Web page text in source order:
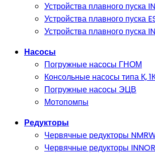
Устройства плавного пуска
Устройства плавного пуска
Устройства плавного пуска
Насосы
Погружные насосы ГНОМ
Консольные насосы типа К,
Погружные насосы ЭЦВ
Мотопомпы
Редукторы
Червячные редукторы
Червячные редукторы